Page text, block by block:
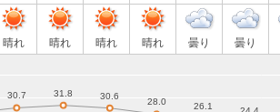
晴れ 晴れ 晴れ 晴れ 曇り 曇り